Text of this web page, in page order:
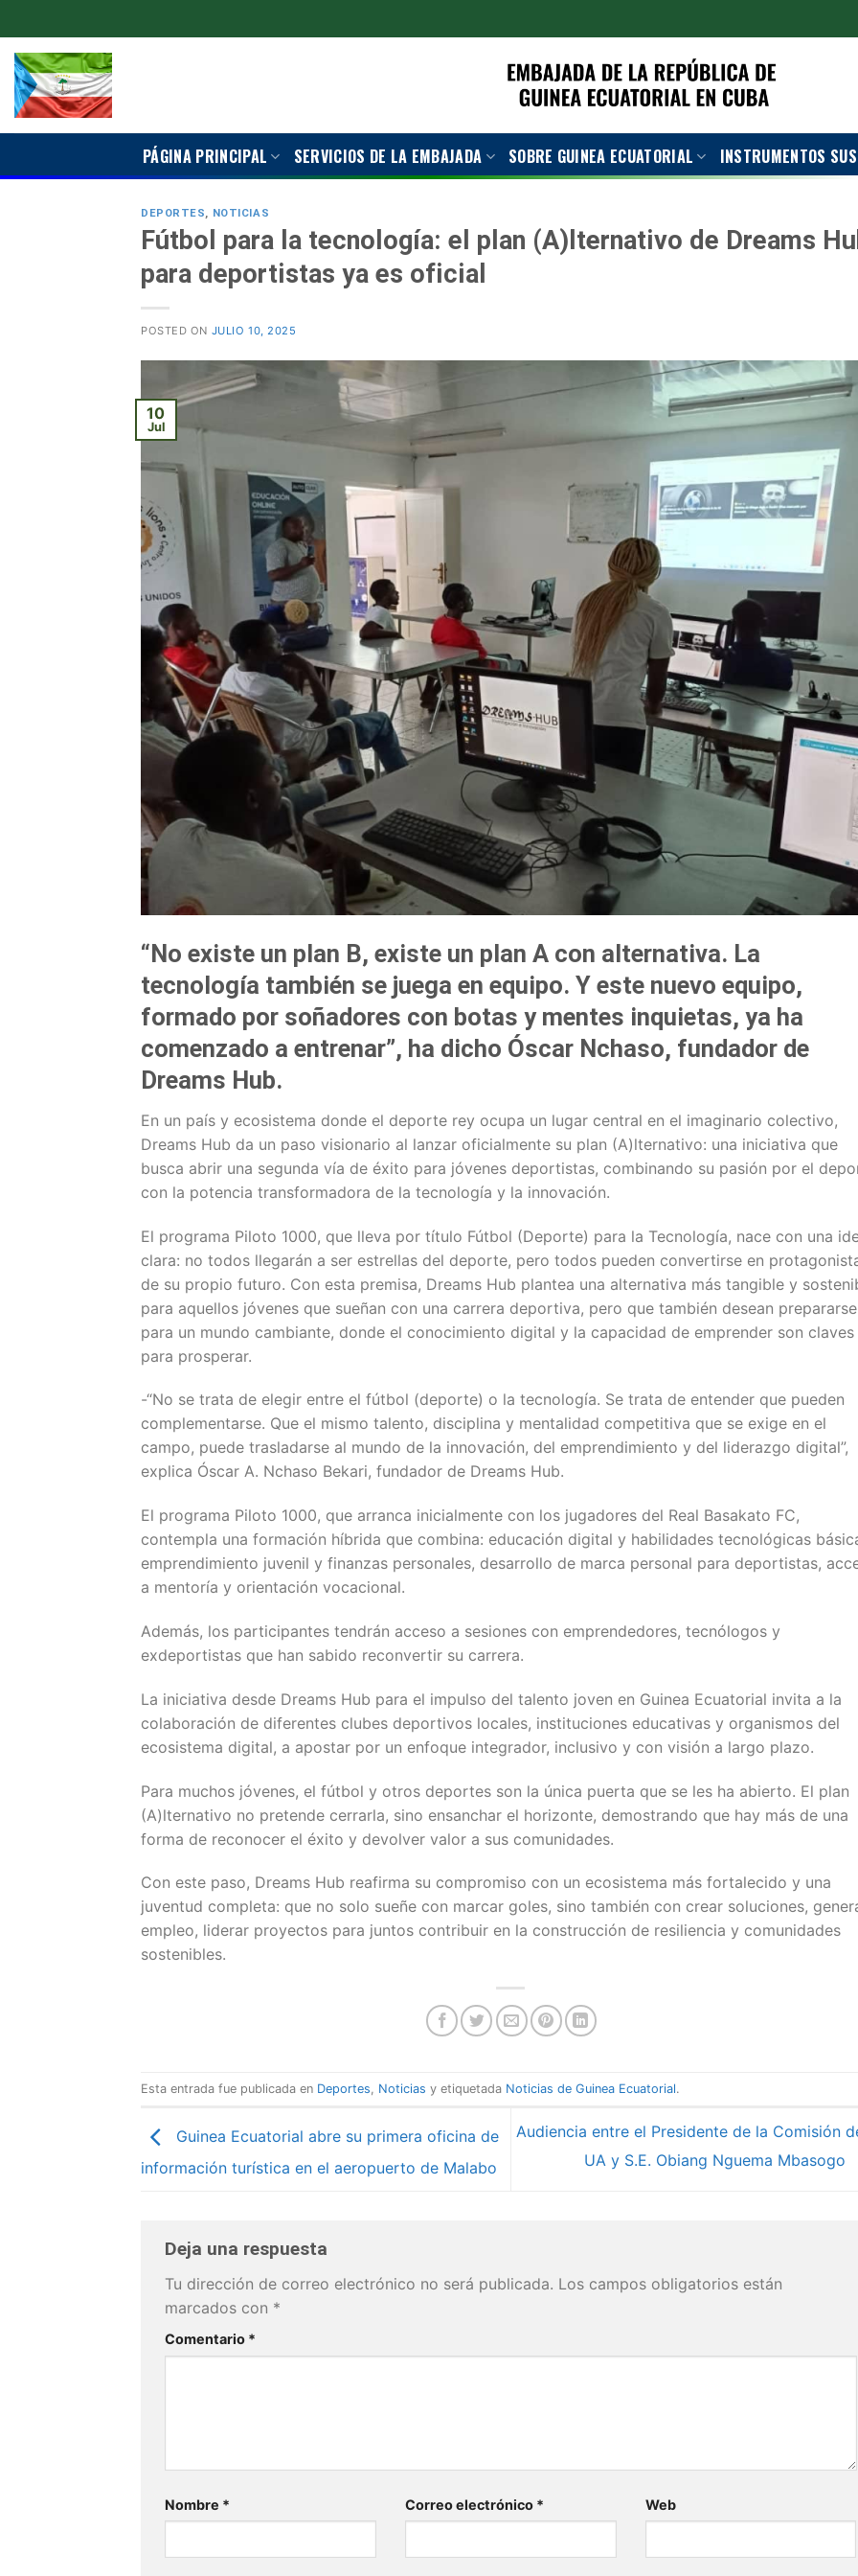
al
contenido
PÁGINA PRINCIPAL SERVICIOS DE LA EMBAJADA SOBRE GUINEA ECUATORIAL INSTRUMENTOS
DEPORTES, NOTICIAS
Fútbol para la tecnología: el plan (A)lternativo de Dreams
para deportistas ya es oficial
POSTED ON JULIO 10, 2025
10
Jul
“No existe un plan B, existe un plan A con alternativa. La
tecnología también se juega en equipo. Y este nuevo equipo,
formado por soñadores con botas y mentes inquietas, ya ha
comenzado a entrenar”, ha dicho Óscar Nchaso, fundador de
Dreams Hub.
En un país y ecosistema donde el deporte rey ocupa un lugar central en el imaginario colectivo,
Dreams Hub da un paso visionario al lanzar oficialmente su plan (A)lternativo: una iniciativa que
busca abrir una segunda vía de éxito para jóvenes deportistas, combinando su pasión por el
con la potencia transformadora de la tecnología y la innovación.
El programa Piloto 1000, que lleva por título Fútbol (Deporte) para la Tecnología, nace con una
clara: no todos llegarán a ser estrellas del deporte, pero todos pueden convertirse en
de su propio futuro. Con esta premisa, Dreams Hub plantea una alternativa más tangible y
para aquellos jóvenes que sueñan con una carrera deportiva, pero que también desean prepararse
para un mundo cambiante, donde el conocimiento digital y la capacidad de emprender son claves
para prosperar.
-“No se trata de elegir entre el fútbol (deporte) o la tecnología. Se trata de entender que pueden
complementarse. Que el mismo talento, disciplina y mentalidad competitiva que se exige en el
campo, puede trasladarse al mundo de la innovación, del emprendimiento y del liderazgo digital”,
explica Óscar A. Nchaso Bekari, fundador de Dreams Hub.
El programa Piloto 1000, que arranca inicialmente con los jugadores del Real Basakato FC,
contempla una formación híbrida que combina: educación digital y habilidades tecnológicas
emprendimiento juvenil y finanzas personales, desarrollo de marca personal para deportistas,
a mentoría y orientación vocacional.
Además, los participantes tendrán acceso a sesiones con emprendedores, tecnólogos y
exdeportistas que han sabido reconvertir su carrera.
La iniciativa desde Dreams Hub para el impulso del talento joven en Guinea Ecuatorial invita a la
colaboración de diferentes clubes deportivos locales, instituciones educativas y organismos del
ecosistema digital, a apostar por un enfoque integrador, inclusivo y con visión a largo plazo.
Para muchos jóvenes, el fútbol y otros deportes son la única puerta que se les ha abierto. El plan
(A)lternativo no pretende cerrarla, sino ensanchar el horizonte, demostrando que hay más de una
forma de reconocer el éxito y devolver valor a sus comunidades.
Con este paso, Dreams Hub reafirma su compromiso con un ecosistema más fortalecido y una
juventud completa: que no solo sueñe con marcar goles, sino también con crear soluciones,
empleo, liderar proyectos para juntos contribuir en la construcción de resiliencia y comunidades
sostenibles.
Esta entrada fue publicada en Deportes Noticias y etiquetada Noticias de Guinea Ecuatorial.
Guinea Ecuatorial abre su primera oficina de
información turística en el aeropuerto de Malabo
Audiencia entre el Presidente de la Comisión
UA y S.E. Obiang Nguema Mbasogo
Deja una respuesta
Tu dirección de correo electrónico no será publicada. Los campos obligatorios están
marcados con *
Comentario *
Nombre * Correo electrónico * Web